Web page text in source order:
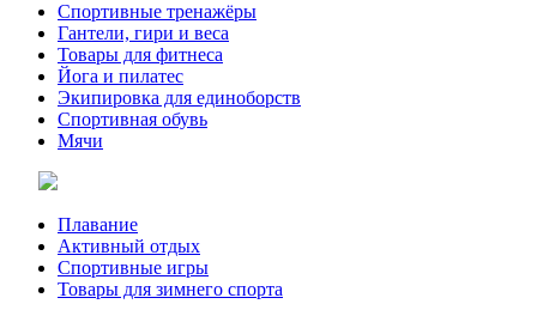
Спортивные тренажёры
Гантели, гири и веса
Товары для фитнеса
Йога и пилатес
Экипировка для единоборств
Спортивная обувь
Мячи
Плавание
Активный отдых
Спортивные игры
Товары для зимнего спорта